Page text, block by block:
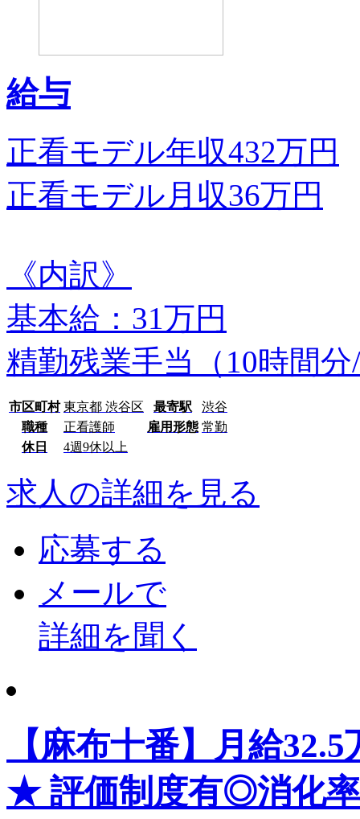
給与
正看モデル年収432万円
正看モデル月収36万円
《内訳》
基本給：31万円
精勤残業手当（10時間
市区町村 東京都 渋谷区 最寄駅
渋谷
職種
正看護師 雇用形態 常勤
休日
4週9休以上
求人の詳細を見る
応募する
メールで
詳細を聞く
【麻布十番】月給
★ 評価制度有◎消化